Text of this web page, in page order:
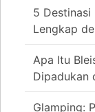
5 Destinasi
Lengkap
Apa Itu
Dipadukan
Glamping: